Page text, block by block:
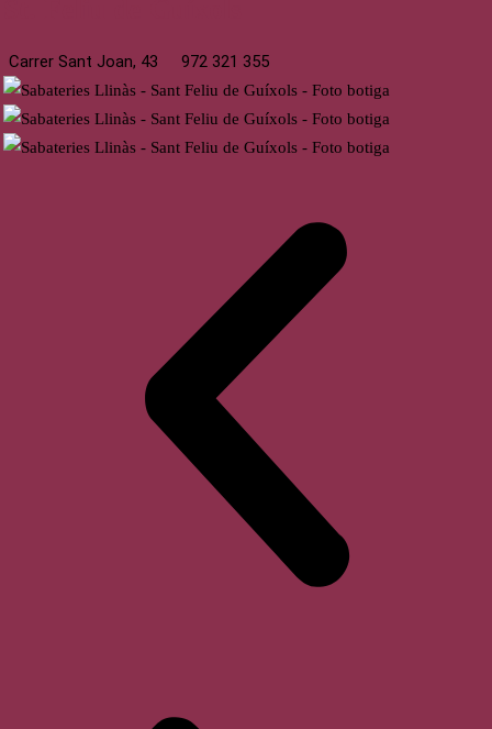
Carrer Sant Joan, 43 972 321 355